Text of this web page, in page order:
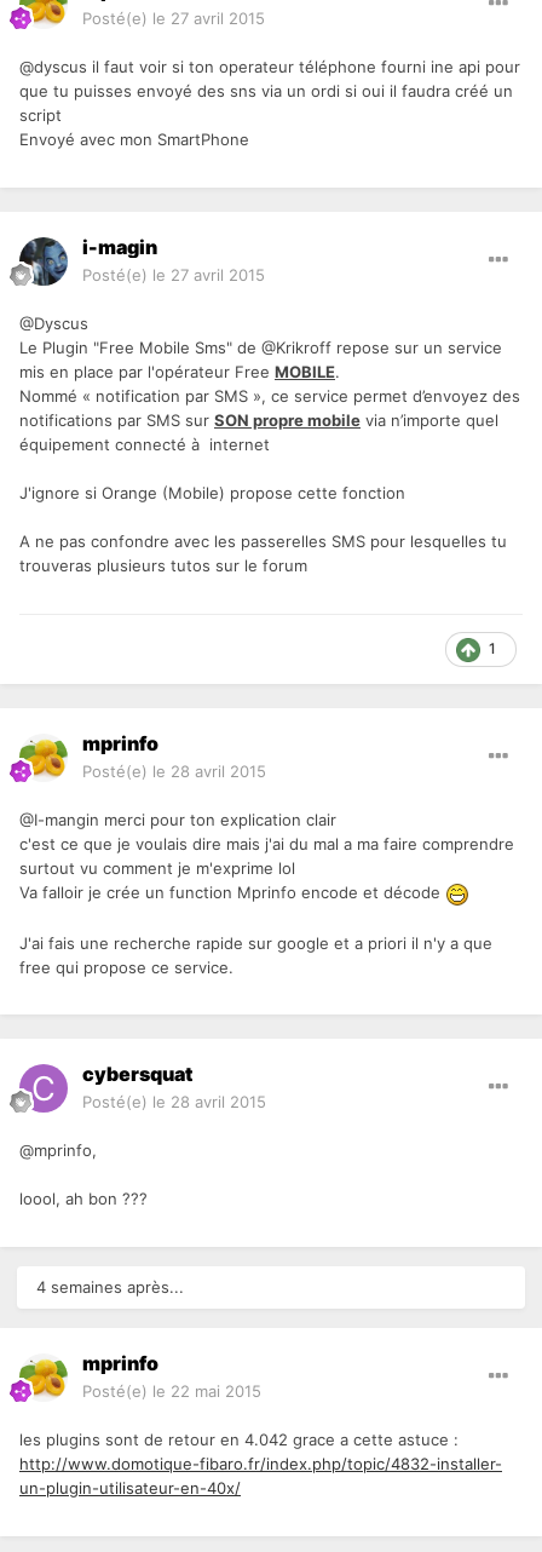
Posté(e) le 27 avril 2015
@dyscus il faut voir si ton operateur téléphone fourni ine api pour
que tu puisses envoyé des sns via un ordi si oui il faudra créé un
script
Envoyé avec mon SmartPhone
i-magin
Posté(e) le 27 avril 2015
@Dyscus
Le Plugin "Free Mobile Sms" de @Krikroff repose sur un service
mis en place par l'opérateur Free MOBILE.
Nommé « notification par SMS », ce service permet d’envoyez des
notifications par SMS sur SON propre mobile via n’importe quel
équipement connecté à internet
J'ignore si Orange (Mobile) propose cette fonction
A ne pas confondre avec les passerelles SMS pour lesquelles tu
trouveras plusieurs tutos sur le forum
1
mprinfo
Posté(e) le 28 avril 2015
@I-mangin merci pour ton explication clair
c'est ce que je voulais dire mais j'ai du mal a ma faire comprendre
surtout vu comment je m'exprime lol
Va falloir je crée un function Mprinfo encode et décode
J'ai fais une recherche rapide sur google et a priori il n'y a que
free qui propose ce service.
cybersquat
Posté(e) le 28 avril 2015
@mprinfo,
loool, ah bon ???
4 semaines après...
mprinfo
Posté(e) le 22 mai 2015
les plugins sont de retour en 4.042 grace a cette astuce :
http://www.domotique-fibaro.fr/index.php/topic/4832-installer-
un-plugin-utilisateur-en-40x/